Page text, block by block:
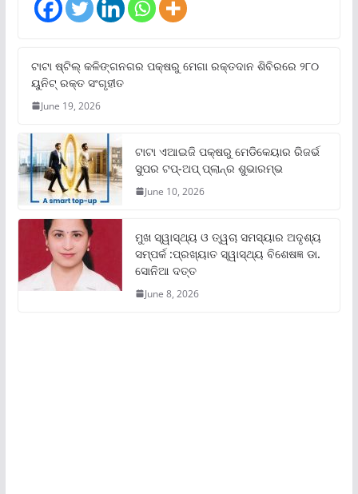
ଟାଟା ଷ୍ଟିଲ୍‌ କଳିଙ୍ଗନଗର ପକ୍ଷରୁ ମେଗା ରକ୍ତଦାନ ଶିବିରରେ ୨୮୦
ୟୁନିଟ୍‌ ରକ୍ତ ସଂଗୃହୀତ
June 19, 2026
ଟାଟା ଏଆଇଜି ପକ୍ଷରୁ ମେଡିକେୟାର ରିଜର୍ଭ
ସୁପର ଟପ୍‌-ଅପ୍ ପ୍ଲାନ୍‌ର ଶୁଭାରମ୍ଭ
June 10, 2026
ମୁଖ ସ୍ୱାସ୍ଥ୍ୟ ଓ ତ୍ୱଚା ସମସ୍ୟାର ଅଦୃଶ୍ୟ
ସମ୍ପର୍କ :ପ୍ରଖ୍ୟାତ ସ୍ୱାସ୍ଥ୍ୟ ବିଶେଷଜ୍ଞ ଡା.
ସୋନିଆ ଦତ୍ତ
June 8, 2026